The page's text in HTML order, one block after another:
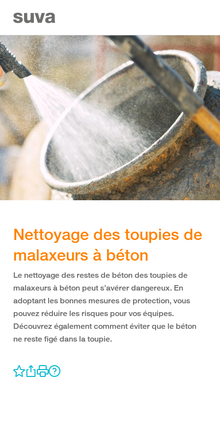
Nettoyage des toupies de
malaxeurs à béton
Le nettoyage des restes de béton des toupies de
malaxeurs à béton peut s’avérer dangereux. En
adoptant les bonnes mesures de protection, vous
pouvez réduire les risques pour vos équipes.
Découvrez également comment éviter que le béton
ne reste figé dans la toupie.